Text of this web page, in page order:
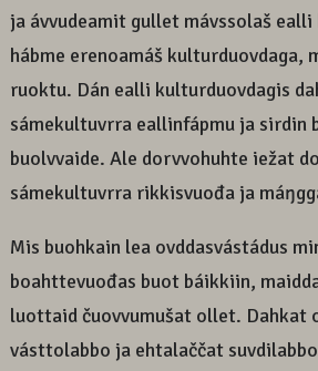
ja ávvudeamit gullet mávssolaš
hábme erenoamáš kulturduovdaga,
ruoktu. Dán ealli kulturduovdagis
sámekultuvrra eallinfápmu ja sirdin
buolvvaide. Ale dorvvohuhte iežat
sámekultuvrra rikkisvuođa ja
Mis buohkain lea ovddasvástádus
boahttevuođas buot báikkiin,
luottaid čuovvumušat ollet. Dahkat
vásttolabbo ja ehtalaččat